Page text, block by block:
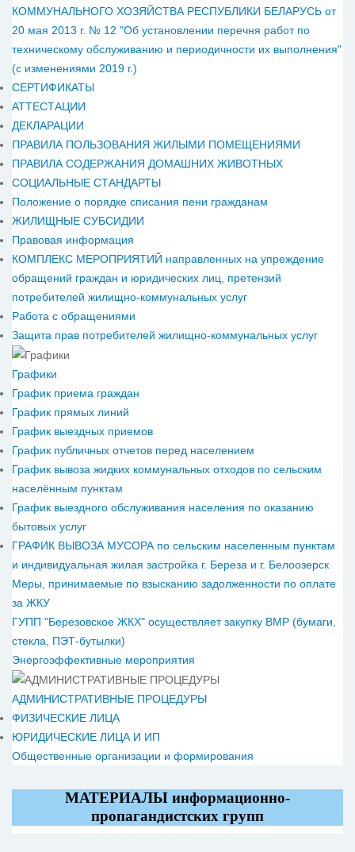
КОММУНАЛЬНОГО ХОЗЯЙСТВА РЕСПУБЛИКИ БЕЛАРУСЬ от
20 мая 2013 г. № 12 "Об установлении перечня работ по
техническому обслуживанию и периодичности их выполнения"
(с изменениями 2019 г.)
СЕРТИФИКАТЫ
АТТЕСТАЦИИ
ДЕКЛАРАЦИИ
ПРАВИЛА ПОЛЬЗОВАНИЯ ЖИЛЫМИ ПОМЕЩЕНИЯМИ
ПРАВИЛА СОДЕРЖАНИЯ ДОМАШНИХ ЖИВОТНЫХ
СОЦИАЛЬНЫЕ СТАНДАРТЫ
Положение о порядке списания пени гражданам
ЖИЛИЩНЫЕ СУБСИДИИ
Правовая информация
КОМПЛЕКС МЕРОПРИЯТИЙ направленных на упреждение
обращений граждан и юридических лиц, претензий
потребителей жилищно-коммунальных услуг
Работа с обращениями
Защита прав потребителей жилищно-коммунальных услуг
Графики
График приема граждан
График прямых линий
График выездных приемов
График публичных отчетов перед населением
График вывоза жидких коммунальных отходов по сельским
населённым пунктам
График выездного обслуживания населения по оказанию
бытовых услуг
ГРАФИК ВЫВОЗА МУСОРА по сельским населенным пунктам
и индивидуальная жилая застройка г. Береза и г. Белоозерск
Меры, принимаемые по взысканию задолженности по оплате
за ЖКУ
ГУПП "Березовское ЖКХ" осуществляет закупку ВМР (бумаги,
стекла, ПЭТ-бутылки)
Энергоэффективные мероприятия
АДМИНИСТРАТИВНЫЕ ПРОЦЕДУРЫ
ФИЗИЧЕСКИЕ ЛИЦА
ЮРИДИЧЕСКИЕ ЛИЦА И ИП
Общественные организации и формирования
МАТЕРИАЛЫ информационно-
пропагандистских групп